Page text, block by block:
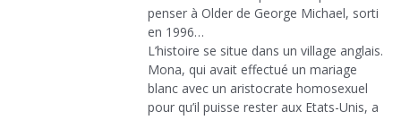
penser à Older de George Michael, sorti
en 1996…
L’histoire se situe dans un village anglais.
Mona, qui avait effectué un mariage
blanc avec un aristocrate homosexuel
pour qu’il puisse rester aux Etats-Unis, a